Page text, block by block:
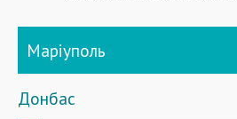
Маріуполь
Донбас